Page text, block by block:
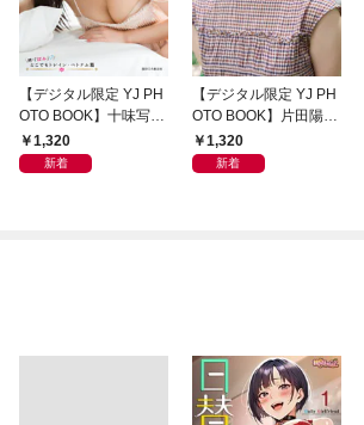
【デジタル限定 YJ PH
OTO BOOK】十味写真
集「続・『ぽみ』！？
どこでもトレイン・ベ
1,320
新着
【デジタル限定 YJ PH
OTO BOOK】片田陽依
写真集「羽色日和」
1,320
新着